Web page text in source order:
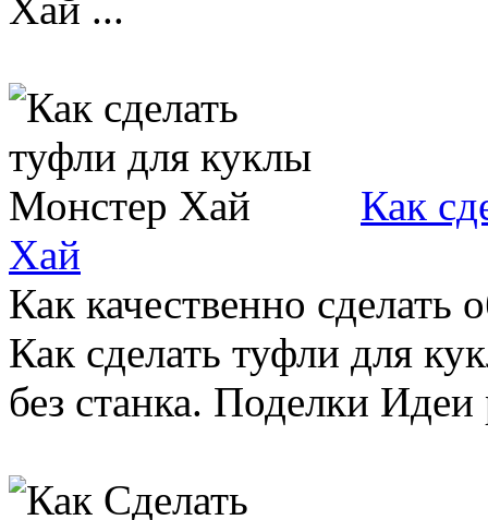
Как
Хай
Как качественно сделать
Как сделать туфли для
без станка. Поделки